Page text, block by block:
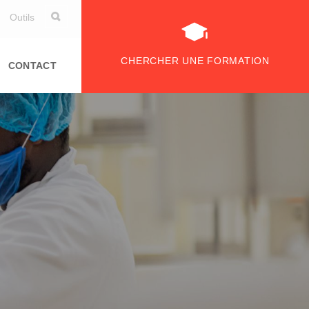
Outils
CONTACT CHERCHER UNE FORMATION